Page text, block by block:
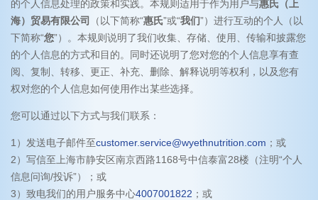
的个人信息处理的政策和实践。本规则适用于作为用户与惠氏（上
海）贸易有限公司
（以下简称“惠氏”或“我们”）进行互动的个人（以
下简称“您”）。本规则说明了我们收集、存储、使用、传输和披露您
的个人信息的方式和目的。同时还说明了您对您的个人信息享有查
阅、复制、转移、更正、补充、删除、解释说明等权利，以及您有
权对您的个人信息如何使用作出某些选择。
您可以通过以下方式与我们联系：
1）发送电子邮件至customer.service@wyethnutrition.com ；或
2）写信至上海市静安区南京西路1168号中信泰富28楼（注明“个人
信息问询/投诉”）；或
3）致电我们的用户服务中心4007001822 ；或